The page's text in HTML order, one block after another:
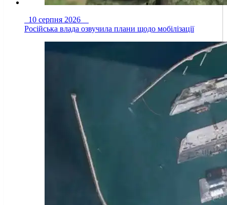
10 серпня 2026
Російська влада озвучила плани щодо мобілізації